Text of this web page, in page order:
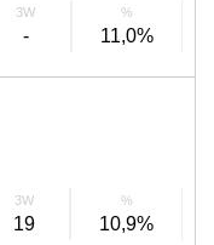
3W
-
%
11,0%
3W
19
%
10,9%